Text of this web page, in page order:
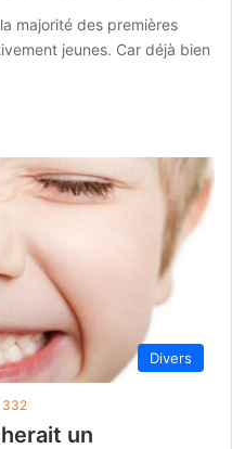
majorité des premières
jeunes. Car déjà bien
Divers
332
un